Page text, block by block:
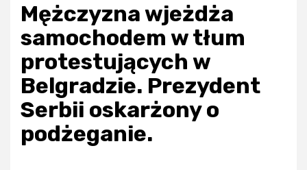
Mężczyzna wjeżdża
samochodem w tłum
protestujących w
Belgradzie. Prezydent
Serbii oskarżony o
podżeganie.